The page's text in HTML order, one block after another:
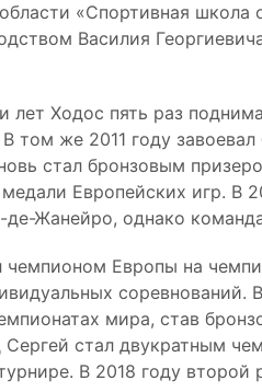
«Спортивная школа
Василия
лет Ходос пять раз
том же 2011 году
стал бронзовым
Европейских игр. В
Жанейро, однако
чемпионом Европы на
соревнований.
мира, став
стал двукратным
В 2018 году второй